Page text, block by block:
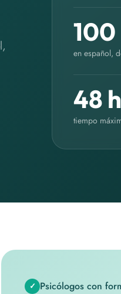
100
en español,
48 h
tiempo
Psicólogos con